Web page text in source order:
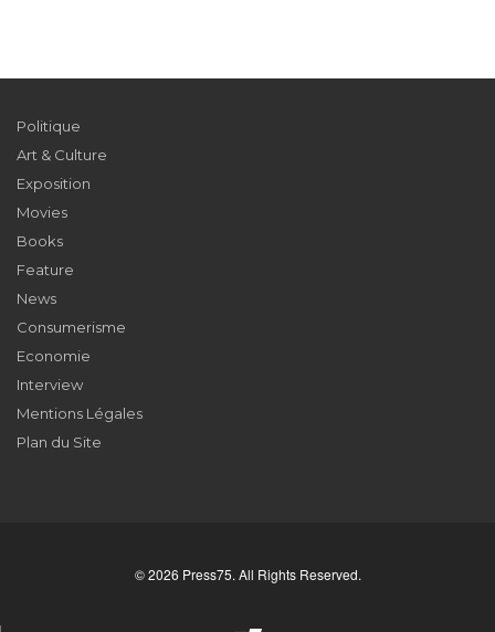
Politique
Art & Culture
Exposition
Movies
Books
Feature
News
Consumerisme
Economie
Interview
Mentions Légales
Plan du Site
© 2026 Press75. All Rights Reserved.